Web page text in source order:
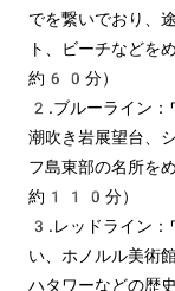
でを繋いでおり、
ト、ビーチなど
約60分）
2.ブルーライン：
潮吹き岩展望台、
フ島東部の名所を
約110分）
3.レッドライン：
い、ホノルル美術
ハタワーなどの歴